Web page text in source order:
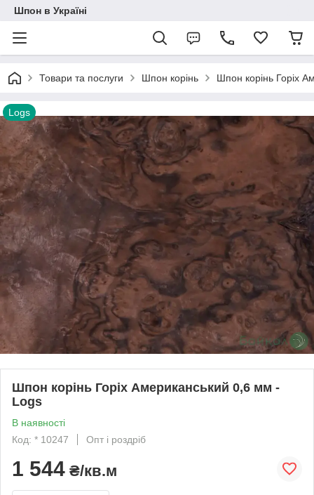
Шпон в Україні
Товари та послуги Шпон корінь Шпон корінь Горіх
Logs
Шпон корінь Горіх Американський 0,6 мм -
Logs
В наявності
Код: * 10247
Опт і роздріб
1 544 ₴/кв.м